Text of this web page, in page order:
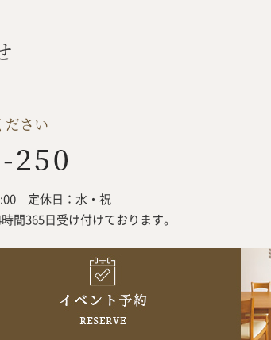
ださい
定休日：水・祝
間365日受け付けております。